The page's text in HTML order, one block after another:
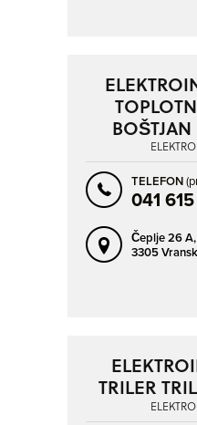
BOŠTJAN
TELEFON
041
Čeplje 26 A,
3305
TRILER